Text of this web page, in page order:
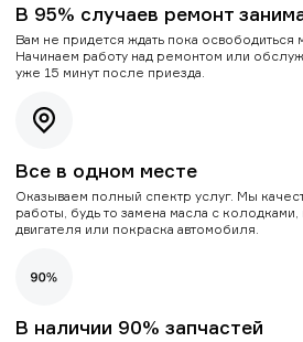
В 95% случаев ремонт
Вам не придется ждать пока освободиться
Начинаем работу над ремонтом или
уже 15 минут после приезда.
Все в одном месте
Оказываем полный спектр услуг. Мы
работы, будь то замена масла с
двигателя или покраска автомобиля.
В наличии 90% запчастей